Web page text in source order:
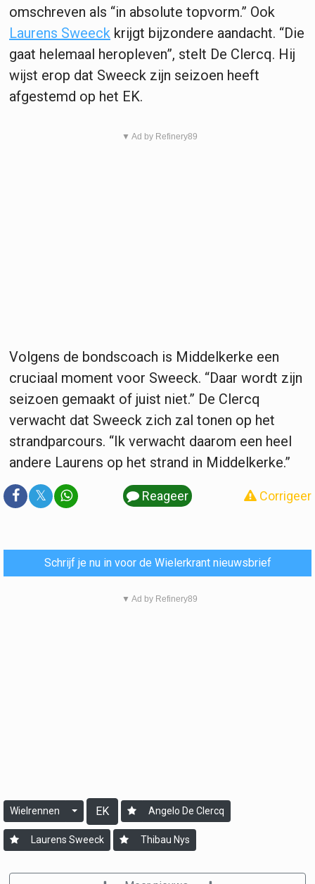
omschreven als “in absolute topvorm.” Ook
Laurens Sweeck krijgt bijzondere aandacht. “Die
gaat helemaal heropleven”, stelt De Clercq. Hij
wijst erop dat Sweeck zijn seizoen heeft
afgestemd op het EK.
▼ Ad by Refinery89
Volgens de bondscoach is Middelkerke een
cruciaal moment voor Sweeck. “Daar wordt zijn
seizoen gemaakt of juist niet.” De Clercq
verwacht dat Sweeck zich zal tonen op het
strandparcours. “Ik verwacht daarom een heel
andere Laurens op het strand in Middelkerke.”
𝕏 Reageer Corrigeer
Schrijf je nu in voor de Wielerkrant nieuwsbrief
▼ Ad by Refinery89
Wielrennen EK Angelo De Clercq
Laurens Sweeck Thibau Nys